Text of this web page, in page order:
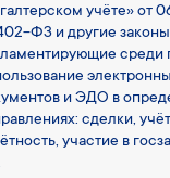
учёте» от
ФЗ и другие
среди
и ЭДО в
сделки,
участие в